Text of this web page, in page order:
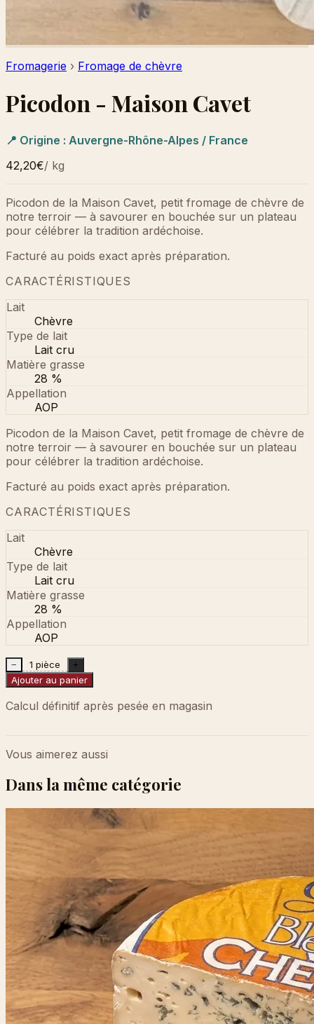
Fromagerie › Fromage de chèvre
Picodon - Maison Cavet
📍 Origine : Auvergne-Rhône-Alpes / France
42,20€/ kg
Picodon de la Maison Cavet, petit fromage de chèvre de
notre terroir — à savourer en bouchée sur un plateau
pour célébrer la tradition ardéchoise.
Facturé au poids exact après préparation.
CARACTÉRISTIQUES
Lait
Chèvre
Type de lait
Lait cru
Matière grasse
28 %
Appellation
AOP
Picodon de la Maison Cavet, petit fromage de chèvre de
notre terroir — à savourer en bouchée sur un plateau
pour célébrer la tradition ardéchoise.
Facturé au poids exact après préparation.
CARACTÉRISTIQUES
Lait
Chèvre
Type de lait
Lait cru
Matière grasse
28 %
Appellation
AOP
− 1 pièce +
Ajouter au panier
Calcul définitif après pesée en magasin
Vous aimerez aussi
Dans la même catégorie